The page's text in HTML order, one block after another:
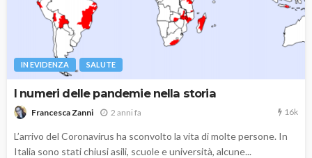
IN EVIDENZA SALUTE
I numeri delle pandemie nella storia
Francesca Zanni 2 anni fa 16k
L’arrivo del Coronavirus ha sconvolto la vita di molte persone. In
Italia sono stati chiusi asili, scuole e università, alcune...